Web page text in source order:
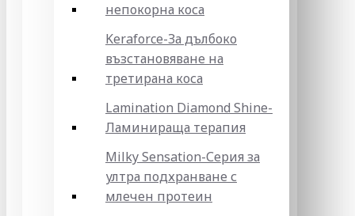
непокорна коса
Keraforce-За дълбоко
възстановяване на
третирана коса
Lamination Diamond Shine-
Ламинираща терапия
Milky Sensation-Серия за
ултра подхранване с
млечен протеин